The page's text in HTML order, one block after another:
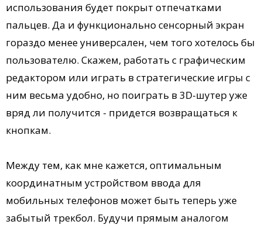
использования будет покрыт отпечатками
пальцев. Да и функционально сенсорный экран
гораздо менее универсален, чем того хотелось бы
пользователю. Скажем, работать с графическим
редактором или играть в стратегические игры с
ним весьма удобно, но поиграть в 3D-шутер уже
вряд ли получится - придется возвращаться к
кнопкам.
Между тем, как мне кажется, оптимальным
координатным устройством ввода для
мобильных телефонов может быть теперь уже
забытый трекбол. Будучи прямым аналогом